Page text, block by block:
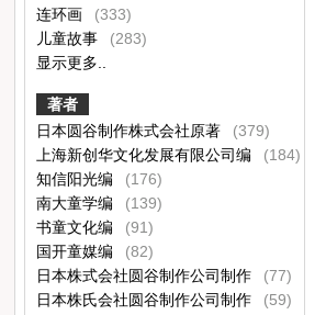
连环画
(333)
儿童故事
(283)
显示更多..
著者
日本圆谷制作株式会社原著
(379)
上海新创华文化发展有限公司编
(184)
知信阳光编
(176)
南大童学编
(139)
书童文化编
(91)
国开童媒编
(82)
日本株式会社圆谷制作公司制作
(77)
日本株氏会社圆谷制作公司制作
(59)